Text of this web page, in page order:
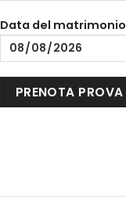
Data del matrimonio